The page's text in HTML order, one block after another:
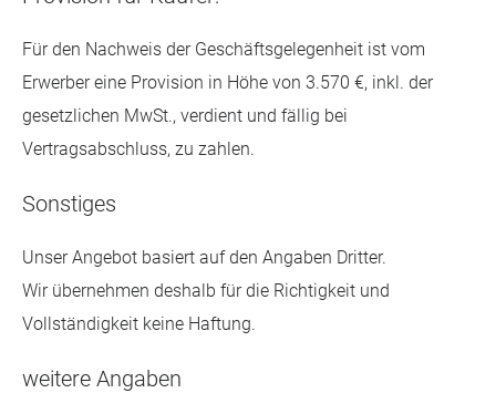
Für den Nachweis der Geschäftsgelegenheit ist vom
Erwerber eine Provision in Höhe von 3.570 €, inkl. der
gesetzlichen MwSt., verdient und fällig bei
Vertragsabschluss, zu zahlen.
Sonstiges
Unser Angebot basiert auf den Angaben Dritter.
Wir übernehmen deshalb für die Richtigkeit und
Vollständigkeit keine Haftung.
weitere Angaben